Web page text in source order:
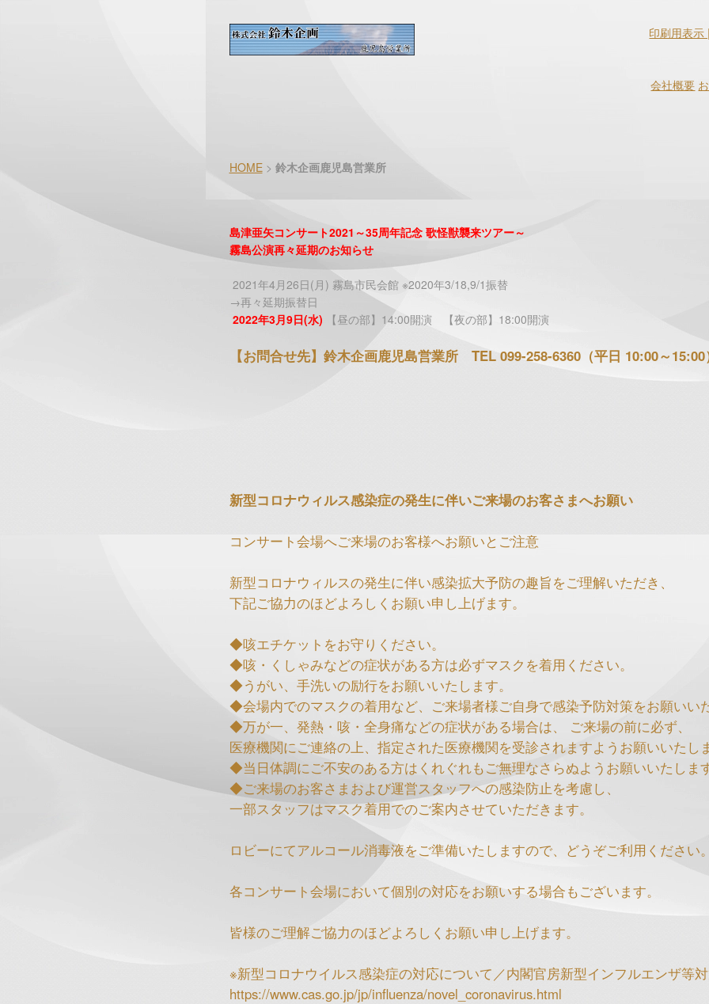
印刷用表示
会社概要
HOME> 鈴木企画鹿児島営業所
島津亜矢コンサート2021～35周年記念 歌怪獣襲来ツアー～
霧島公演再々延期のお知らせ
2021年4月26日(月) 霧島市民会館 ※2020年3/18,9/1振替
→再々延期振替日
2022年3月9日(水) 【昼の部】14:00開演 【夜の部】18:00開演
【お問合せ先】鈴木企画鹿児島営業所 TEL 099-258-6360（平日 10:00～15:00
新型コロナウィルス感染症の発生に伴いご来場のお客さまへお願い
コンサート会場へご来場のお客様へお願いとご注意
新型コロナウィルスの発生に伴い感染拡大予防の趣旨をご理解いただき、
下記ご協力のほどよろしくお願い申し上げます。
◆咳エチケットをお守りください。
◆咳・くしゃみなどの症状がある方は必ずマスクを着用ください。
◆うがい、手洗いの励行をお願いいたします。
◆会場内でのマスクの着用など、ご来場者様ご自身で感染予防対策をお願いい
◆万が一、発熱・咳・全身痛などの症状がある場合は、 ご来場の前に必ず、
医療機関にご連絡の上、指定された医療機関を受診されますようお願いいたし
◆当日体調にご不安のある方はくれぐれもご無理なさらぬようお願いいたしま
◆ご来場のお客さまおよび運営スタッフへの感染防止を考慮し、
一部スタッフはマスク着用でのご案内させていただきます。
ロビーにてアルコール消毒液をご準備いたしますので、どうぞご利用ください
各コンサート会場において個別の対応をお願いする場合もございます。
皆様のご理解ご協力のほどよろしくお願い申し上げます。
※新型コロナウイルス感染症の対応について／内閣官房新型インフルエンザ等
https://www.cas.go.jp/jp/influenza/novel_coronavirus.html